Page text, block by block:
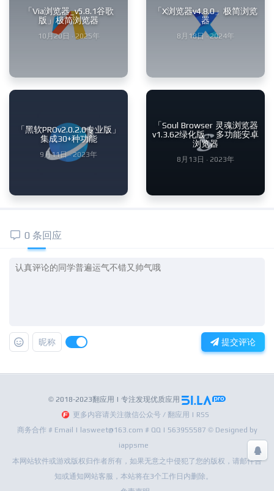
「Via浏览器_v5.8.1谷歌
版」极简浏览器
10月20日 · 2025年
「X浏览器v4.8.0」极简浏览
器
8月18日 · 2024年
「黑软PROv2.0.2.0专业版」
集成30+种功能
9月11日 · 2023年
「Soul Browser 灵魂浏览器
v1.3.62绿化版」 多功能安卓
浏览器
8月13日 · 2023年
0 条回应
昵称 提交评论
© 2018-2023翻应用 | 专注发现优质应用
更多内容请关注微信公众号 / 翻应用 | RSS
商务合作 # Email | lasweet@163.com # QQ | 563955587 © Designed by
iappsme
本网站软件或游戏版权归作者所有，如果无意之中侵犯了您的版权，请邮件告
知或通知网站客服，本站将在3个工作日内删除。